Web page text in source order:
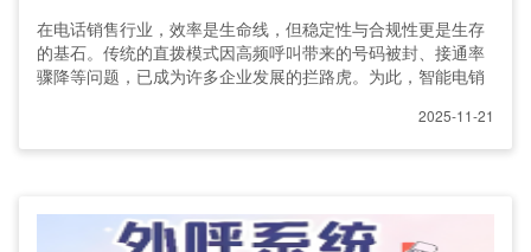
在电话销售行业，效率是生命线，但稳定性与合规性更是生存
的基石。传统的直拨模式因高频呼叫带来的号码被封、接通率
骤降等问题，已成为许多企业发展的拦路虎。为此，智能电销
2025-11-21